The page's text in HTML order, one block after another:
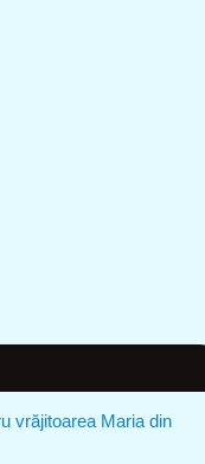
vrăjitoarea Maria din